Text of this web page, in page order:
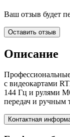
Ваш отзыв будет
Оставить отзыв
Описание
с видеокартами
144 Гц и рулями
передач и ручным
Контактная